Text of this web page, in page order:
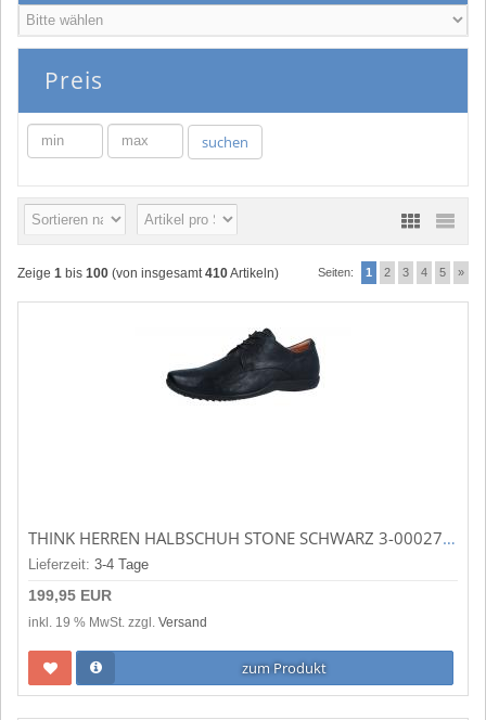
Preis
min max suchen
Zeige 1 bis 100 (von insgesamt 410Artikeln) Seiten: 1 2 3 4 5 »
THINK HERREN HALBSCHUH STONE SCHWARZ 3-000275-0000
Lieferzeit: 3-4 Tage
199,95 EUR
inkl. 19 % MwSt. zzgl. Versand
zum Produkt